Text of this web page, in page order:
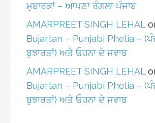
ਮੁਬਾਰਕਾਂ – ਆਪਣਾ ਰੰਗਲਾ ਪੰਜਾਬ
AMARPREET SINGH LEHAL
Bujartan – Punjabi Phelia –
ਬੁਝਾਰਤਾਂ) ਅਤੇ ਓਹਨਾ ਦੇ ਜਵਾਬ
AMARPREET SINGH LEHAL
Bujartan – Punjabi Phelia –
ਬੁਝਾਰਤਾਂ) ਅਤੇ ਓਹਨਾ ਦੇ ਜਵਾਬ